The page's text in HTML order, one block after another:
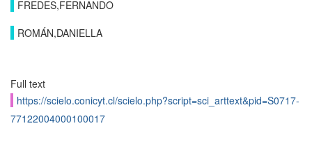
FREDES,FERNANDO
ROMÁN,DANIELLA
Full text
https://scielo.conicyt.cl/scielo.php?script=sci_arttext&pid=S0717-
77122004000100017